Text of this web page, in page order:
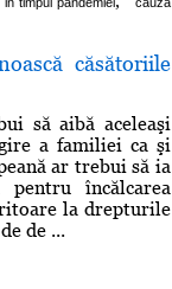
căsătoriile
să aibă aceleaşi
a familiei ca şi
ar trebui să ia
încălcarea
la drepturile
de ...